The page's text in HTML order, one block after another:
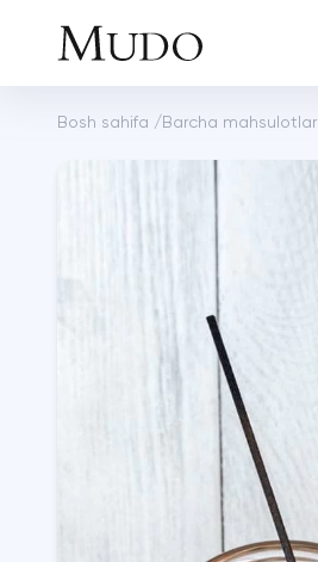
Bosh sahifa / Barcha mahsulotlar